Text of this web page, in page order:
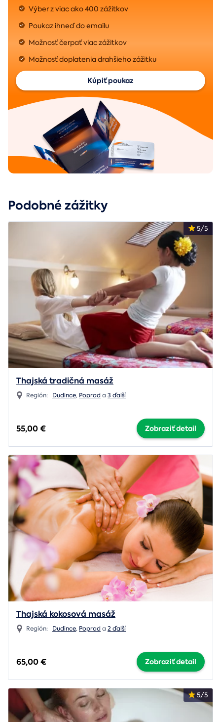
Výber z viac ako 400 zážitkov
Poukaz ihneď do emailu
Možnosť čerpať viac zážitkov
Možnosť doplatenia drahšieho zážitku
Kúpiť poukaz
Podobné zážitky
5/5
Thajská tradičná masáž
Región: Dudince, Poprada 3 ďalší
55,00 € Zobraziť detail
Thajská kokosová masáž
Región: Dudince, Poprada 2 ďalší
65,00 € Zobraziť detail
5/5